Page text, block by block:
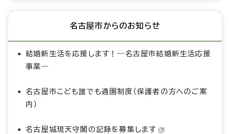
名古屋市からのお知らせ
結婚新生活を応援します！―名古屋市結婚新生活応援
事業―
名古屋市こども誰でも通園制度（保護者の方へのご案
内）
名古屋城現天守閣の記録を募集します